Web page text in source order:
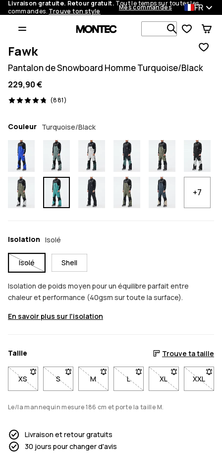
Livraison gratuite. Retour gratuit. Tout le temps sur toutes les
commandes. Trouve ton style Mes commandes FR
Recherche
Fawk
Pantalon de Snowboard Homme Turquoise/Black
229,90 €
(881)
881 avis, 4.8/5
Couleur Turquoise/Black
+7
Isolation Isolé
Isolé Shell
Isolation de poids moyen pour un équilibre parfait entre
chaleur et performance (40gsm sur toute la surface).
En savoir plus sur l'isolation
Taille Trouve ta taille
XS- Taille XS non disponible. Clique pour être averti quand elle
S- Taille S non disponible. Clique pour être averti
M- Taille M non disponible. Clique pour
L- Taille L non disponible.
XL- Taille XL non
XXL
-
Le/la mannequin mesure 186 cm et porte la taille M.
Livraison et retour gratuits
30 jours pour changer d'avis